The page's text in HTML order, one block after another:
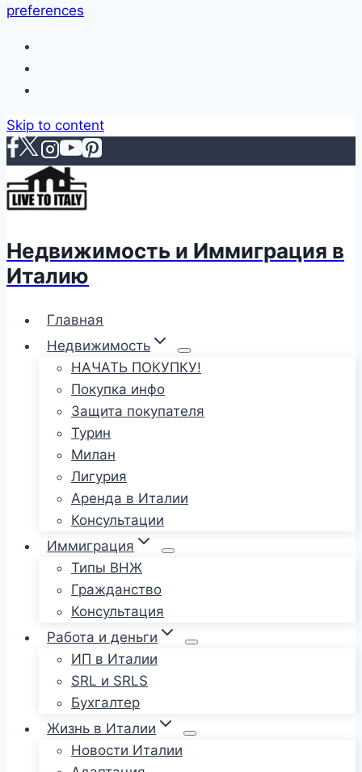
preferences
Skip to content
Недвижимость и Иммиграция в
Италию
Главная
Недвижимость
НАЧАТЬ ПОКУПКУ!
Покупка инфо
Защита покупателя
Турин
Милан
Лигурия
Аренда в Италии
Консультации
Иммиграция
Типы ВНЖ
Гражданство
Консультация
Работа и деньги
ИП в Италии
SRL и SRLS
Бухгалтер
Жизнь в Италии
Новости Италии